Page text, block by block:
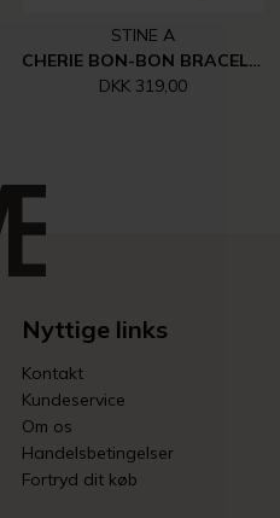
STINE A
DKK 319,00
Nyttige links
Kontakt
Kundeservice
Om os
Handelsbetingelser
Fortryd dit køb